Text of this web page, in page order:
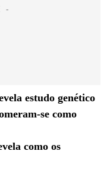
estudo genético
se como
como os